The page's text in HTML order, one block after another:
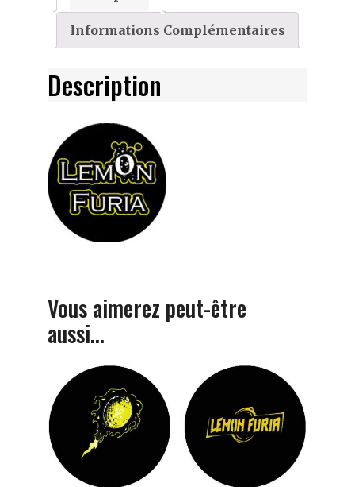
Informations Complémentaires
Description
Vous aimerez peut-être
aussi…